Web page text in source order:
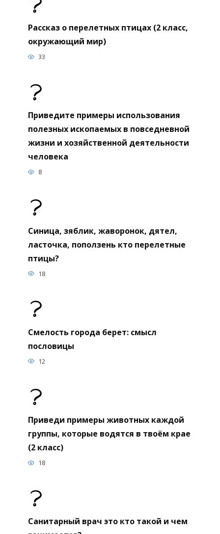
Рассказ о перелетных птицах (2 класс,
окружающий мир)
33
Приведите примеры использования
полезных ископаемых в повседневной
жизни и хозяйственной деятельности
человека
8
Синица, зяблик, жаворонок, дятел,
ласточка, поползень кто перелетные
птицы?
18
Смелость города берет: смысл
пословицы
12
Приведи примеры животных каждой
группы, которые водятся в твоём крае
(2 класс)
18
Санитарный врач это кто такой и чем